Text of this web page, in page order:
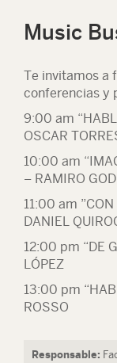
Music
Te invitamos a
conferencias y
9:00 am
OSCAR
10:00 am
– RAMIRO
11:00 am
DANIEL
12:00 pm “DE
LÓPEZ
13:00 pm
ROSSO
Responsable: